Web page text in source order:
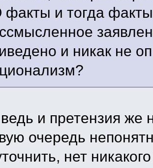
факты и тогда
и никак не
и претензия же
очередь
нет